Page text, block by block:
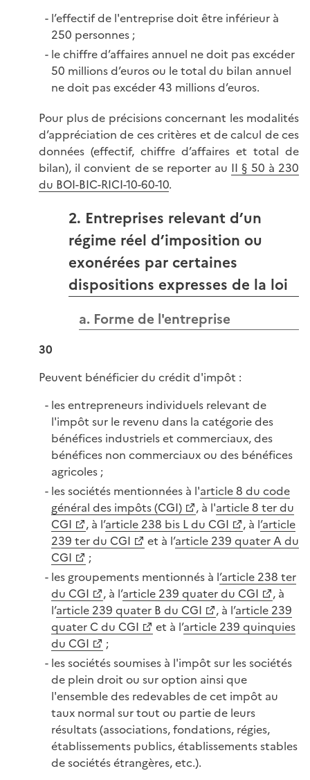
l’effectif de l'entreprise doit être inférieur à
250 personnes ;
le chiffre d’affaires annuel ne doit pas excéder
50 millions d’euros ou le total du bilan annuel
ne doit pas excéder 43 millions d’euros.
Pour plus de précisions concernant les modalités
d’appréciation de ces critères et de calcul de ces
données (effectif, chiffre d’affaires et total de
bilan), il convient de se reporter au II § 50 à 230
du BOI-BIC-RICI-10-60-10.
2. Entreprises relevant d’un
régime réel d’imposition ou
exonérées par certaines
dispositions expresses de la loi
a. Forme de l'entreprise
30
Peuvent bénéficier du crédit d'impôt :
les entrepreneurs individuels relevant de
l'impôt sur le revenu dans la catégorie des
bénéfices industriels et commerciaux, des
bénéfices non commerciaux ou des bénéfices
agricoles ;
les sociétés mentionnées à l'article 8 du code
général des impôts (CGI)
, à l'article 8 ter du
CGI
, à l’article 238 bis L du CGI , à l’article
239 ter du CGI
et à l’article 239 quater A du
CGI
;
les groupements mentionnés à l’article 238 ter
du CGI
, à l’article 239 quater du CGI
, à
l’article 239 quater B du CGI , à l’article 239
quater C du CGI
et à l’article 239 quinquies
du CGI
;
les sociétés soumises à l'impôt sur les sociétés
de plein droit ou sur option ainsi que
l'ensemble des redevables de cet impôt au
taux normal sur tout ou partie de leurs
résultats (associations, fondations, régies,
établissements publics, établissements stables
de sociétés étrangères, etc.).